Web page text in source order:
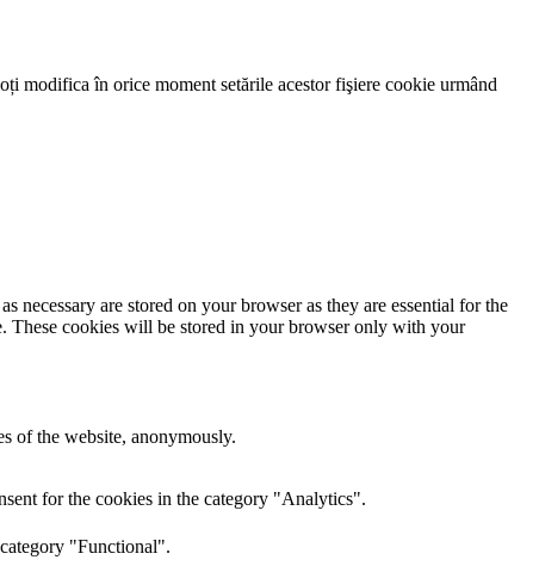
modifica în orice moment setările acestor fişiere cookie urmând
necessary are stored on your browser as they are essential for the
These cookies will be stored in your browser only with your
of the website, anonymously.
for the cookies in the category "Analytics".
"Functional".